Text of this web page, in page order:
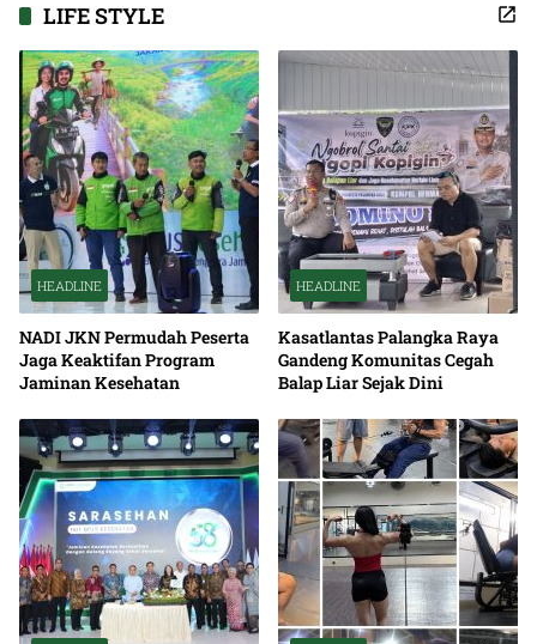
LIFE STYLE
HEADLINE
NADI JKN Permudah Peserta
Jaga Keaktifan Program
Jaminan Kesehatan
HEADLINE
Kasatlantas Palangka Raya
Gandeng Komunitas Cegah
Balap Liar Sejak Dini